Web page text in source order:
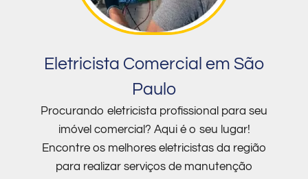
Eletricista Comercial em São
Paulo
Procurando eletricista profissional para seu
imóvel comercial? Aqui é o seu lugar!
Encontre os melhores eletricistas da região
para realizar serviços de manutenção